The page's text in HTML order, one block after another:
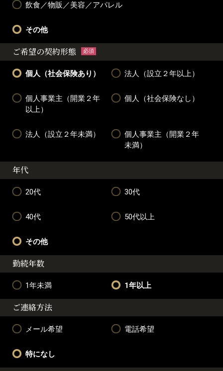
飲食／物販／美容／アパレル
その他
ご希望の契約形態 必須
個人（社会保険あり） 法人（設立２年以上）
個人事業主（開業２年
以上）
個人（社会保険なし）
法人（設立２年未満）
個人事業主（開業２年
未満）
年代
20代 30代
40代 50代以上
その他
勤続年数
1年未満 1年以上
ご連絡方法
メール希望 電話希望
特になし